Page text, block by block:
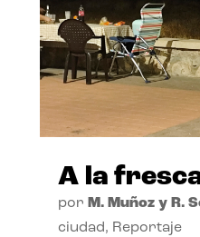
A la
por M. Muñoz y R.
ciudad, Reportaje